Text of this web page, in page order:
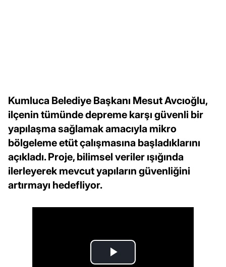
Kumluca Belediye Başkanı Mesut Avcıoğlu,
ilçenin tümünde depreme karşı güvenli bir
yapılaşma sağlamak amacıyla mikro
bölgeleme etüt çalışmasına başladıklarını
açıkladı. Proje, bilimsel veriler ışığında
ilerleyerek mevcut yapıların güvenliğini
artırmayı hedefliyor.